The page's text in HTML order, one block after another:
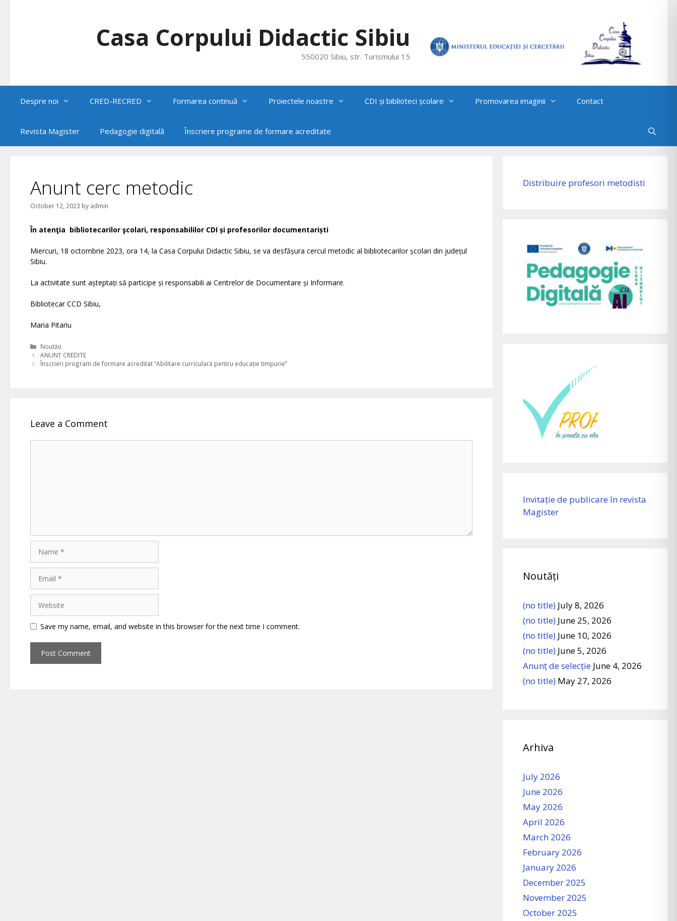
Casa Corpului Didactic Sibiu
550020 Sibiu, str. Turismului 15
Despre noi CRED-RECRED Formarea continuă Proiectele noastre CDI și biblioteci școlare Promovarea imaginii Contact
Revista Magister Pedagogie digitală Înscriere programe de formare acreditate
Anunt cerc metodic
October 12, 2023 by admin
În atenţia bibliotecarilor şcolari, responsabililor CDI și profesorilor documentariști
Miercuri, 18 octombrie 2023, ora 14, la Casa Corpului Didactic Sibiu, se va desfășura cercul metodic al bibliotecarilor școlari din județul
Sibiu.
La activitate sunt așteptați să participe și responsabili ai Centrelor de Documentare și Informare.
Bibliotecar CCD Sibiu,
Maria Pitariu
Categories
Noutăți
ANUNȚ CREDITE
Înscrieri program de formare acreditat “Abilitare curriculară pentru educație timpurie”
Leave a Comment
Save my name, email, and website in this browser for the next time I comment.
Distribuire profesori metodisti
Invitație de publicare în revista
Magister
Noutăți
(no title) July 8, 2026
(no title) June 25, 2026
(no title) June 10, 2026
(no title) June 5, 2026
Anunț de selecție June 4, 2026
(no title) May 27, 2026
Arhiva
July 2026
June 2026
May 2026
April 2026
March 2026
February 2026
January 2026
December 2025
November 2025
October 2025